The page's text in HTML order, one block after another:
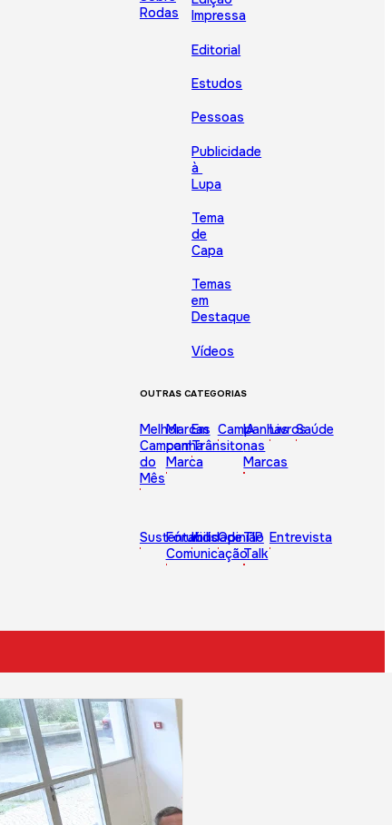
Rodas
Impressa
Editorial
Estudos
Pessoas
Publicidade
à
Lupa
Tema
de
Capa
Temas
em
Destaque
Vídeos
OUTRAS CATEGORIAS
Melhor
Campanha
do
Mês
Marcas
com
Marca
Em
Trânsito
Campanhas
IA
nas
Marcas
LivrosSaúde
Sustentabilidade
Fórum
Comunicação
KidsOpinião
TIP
Talk
Entrevista